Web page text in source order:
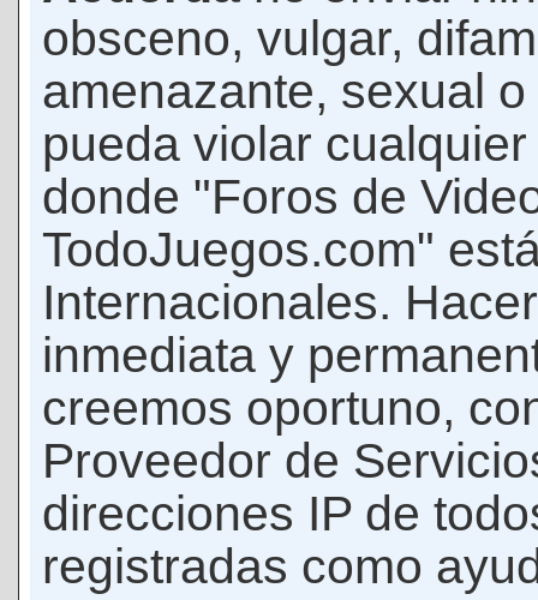
obsceno, vulgar,
amenazante, sexual
pueda violar
donde "Foros de
TodoJuegos.com"
Internacionales.
inmediata y
creemos oportuno,
Proveedor de
direcciones IP de
registradas como